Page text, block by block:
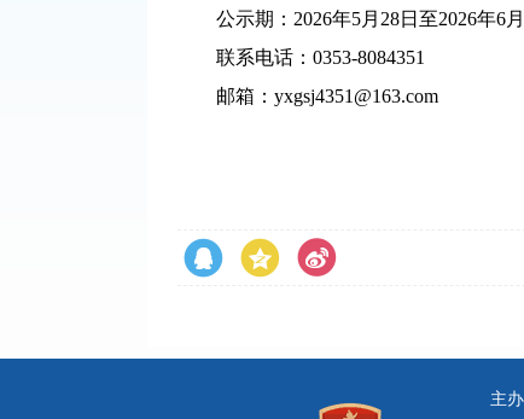
公示期：2026年5月28日至2026年6
联系电话：0353-8084351
邮箱：yxgsj4351@163.com
主